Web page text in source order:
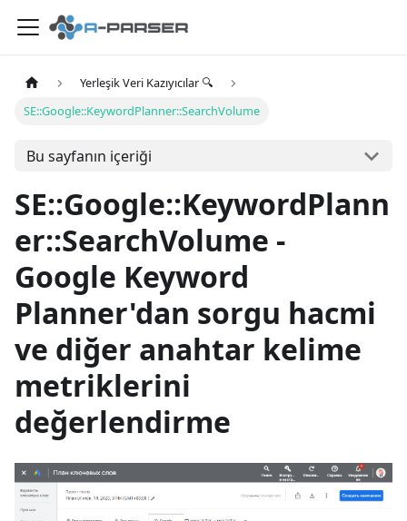
Yerleşik Veri Kazıyıcılar 🔍
SE::Google::KeywordPlanner::SearchVolume
Bu sayfanın içeriği
SE::Google::KeywordPlann
er::SearchVolume -
Google Keyword
Planner'dan sorgu hacmi
ve diğer anahtar kelime
metriklerini
değerlendirme